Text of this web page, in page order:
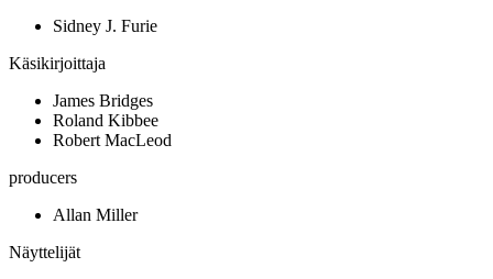
Sidney J. Furie
Käsikirjoittaja
James Bridges
Roland Kibbee
Robert MacLeod
producers
Allan Miller
Näyttelijät